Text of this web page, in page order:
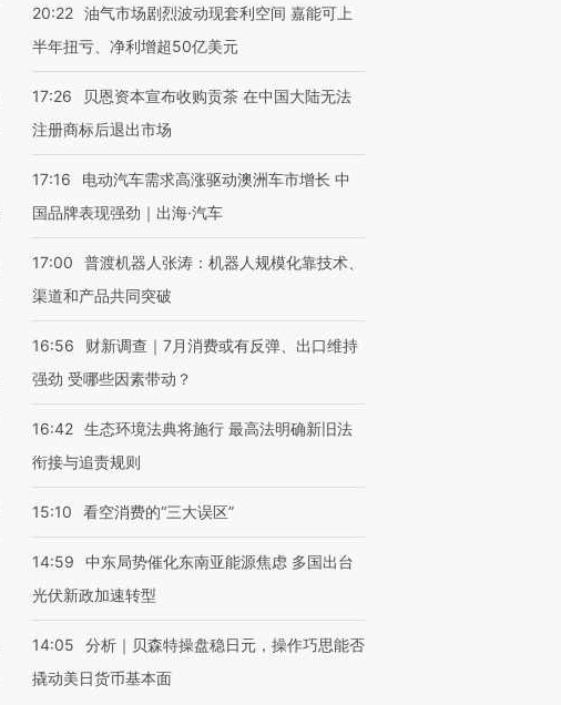
20:22 油气市场剧烈波动现套利空间 嘉能可上
半年扭亏、净利增超50亿美元
17:26
贝恩资本宣布收购贡茶 在中国大陆无法
注册商标后退出市场
17:16
电动汽车需求高涨驱动澳洲车市增长 中
国品牌表现强劲｜出海·汽车
17:00
普渡机器人张涛：机器人规模化靠技术、
渠道和产品共同突破
16:56
财新调查｜7月消费或有反弹、出口维持
强劲 受哪些因素带动？
16:42 生态环境法典将施行 最高法明确新旧法
衔接与追责规则
15:10 看空消费的“三大误区”
14:59
中东局势催化东南亚能源焦虑 多国出台
光伏新政加速转型
14:05
分析｜贝森特操盘稳日元，操作巧思能否
撬动美日货币基本面